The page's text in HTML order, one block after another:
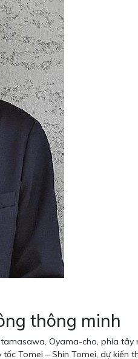
thông minh
Oyama-cho, phía
Tomei – Shin Tomei, dự kiến